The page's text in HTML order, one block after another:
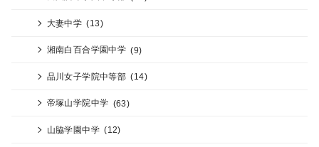
大妻中学 (13)
湘南白百合学園中学 (9)
品川女子学院中等部 (14)
帝塚山学院中学 (63)
山脇学園中学 (12)